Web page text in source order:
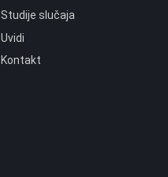
Studije slučaja
Uvidi
Kontakt